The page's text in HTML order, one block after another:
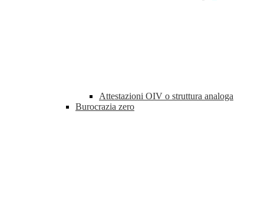
Attestazioni OIV o struttura analoga
Burocrazia zero